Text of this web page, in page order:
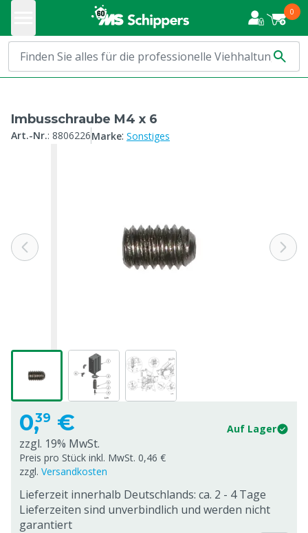
0
Imbusschraube M4 x 6
Art.-Nr.: 8806226Marke: Sonstiges
0,39 € Auf Lager
zzgl. 19% MwSt.
Preis pro Stück inkl. MwSt. 0,46 €
zzgl. Versandkosten
Lieferzeit innerhalb Deutschlands: ca. 2 - 4 Tage
Lieferzeiten sind unverbindlich und werden nicht
garantiert